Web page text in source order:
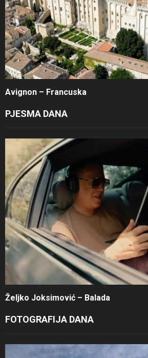
Avignon – Francuska
PJESMA DANA
Željko Joksimović – Balada
FOTOGRAFIJA DANA